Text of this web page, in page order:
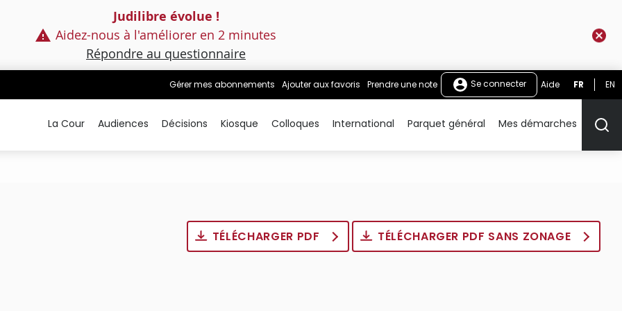
Judilibre évolue !
Aidez-nous à l'améliorer en 2 minutes
Répondre au questionnaire
Gérer mes abonnements Ajouter aux favoris Prendre une note Se connecter Aide FR EN
La Cour Audiences Décisions Kiosque Colloques International Parquet général Mes démarches
TÉLÉCHARGER PDF TÉLÉCHARGER PDF SANS ZONAGE